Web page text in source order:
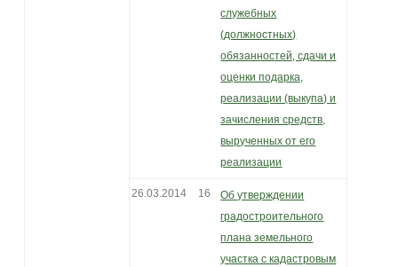
служебных
(должностных)
обязанностей, сдачи и
оценки подарка,
реализации (выкупа) и
зачисления средств,
вырученных от его
реализации
26.03.2014 16
Об утверждении
градостроительного
плана земельного
участка с кадастровым